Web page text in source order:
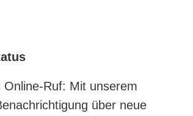
Ruf: Mit unserem
über neue